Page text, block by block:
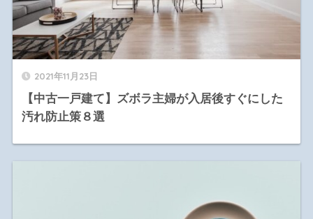
2021年11月23日
【中古一戸建て】ズボラ主婦が入居後すぐにした
汚れ防止策８選